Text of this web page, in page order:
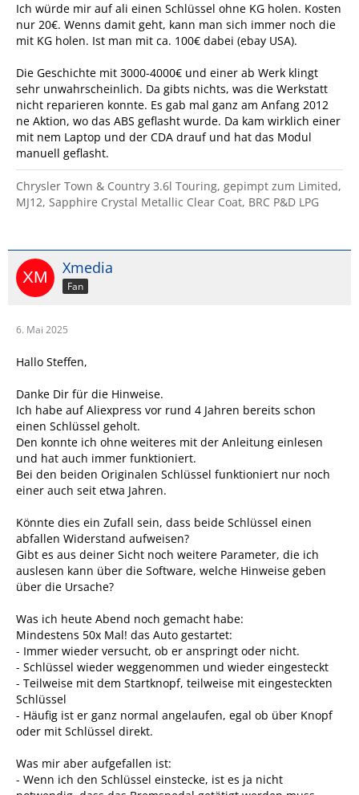
Ich würde mir auf ali einen Schlüssel ohne KG holen. Kosten
nur 20€. Wenns damit geht, kann man sich immer noch die
mit KG holen. Ist man mit ca. 100€ dabei (ebay USA).
Die Geschichte mit 3000-4000€ und einer ab Werk klingt
sehr unwahrscheinlich. Da gibts nichts, was die Werkstatt
nicht reparieren konnte. Es gab mal ganz am Anfang 2012
ne Aktion, wo das ABS geflasht wurde. Da kam wirklich einer
mit nem Laptop und der CDA drauf und hat das Modul
manuell geflasht.
Chrysler Town & Country 3.6l Touring, gepimpt zum Limited,
MJ12, Sapphire Crystal Metallic Clear Coat, BRC P&D LPG
Xmedia
Fan
6. Mai 2025
Hallo Steffen,
Danke Dir für die Hinweise.
Ich habe auf Aliexpress vor rund 4 Jahren bereits schon
einen Schlüssel geholt.
Den konnte ich ohne weiteres mit der Anleitung einlesen
und hat auch immer funktioniert.
Bei den beiden Originalen Schlüssel funktioniert nur noch
einer auch seit etwa Jahren.
Könnte dies ein Zufall sein, dass beide Schlüssel einen
abfallen Widerstand aufweisen?
Gibt es aus deiner Sicht noch weitere Parameter, die ich
auslesen kann über die Software, welche Hinweise geben
über die Ursache?
Was ich heute Abend noch gemacht habe:
Mindestens 50x Mal! das Auto gestartet:
- Immer wieder versucht, ob er anspringt oder nicht.
- Schlüssel wieder weggenommen und wieder eingesteckt
- Teilweise mit dem Startknopf, teilweise mit eingesteckten
Schlüssel
- Häufig ist er ganz normal angelaufen, egal ob über Knopf
oder mit Schlüssel direkt.
Was mir aber aufgefallen ist:
- Wenn ich den Schlüssel einstecke, ist es ja nicht